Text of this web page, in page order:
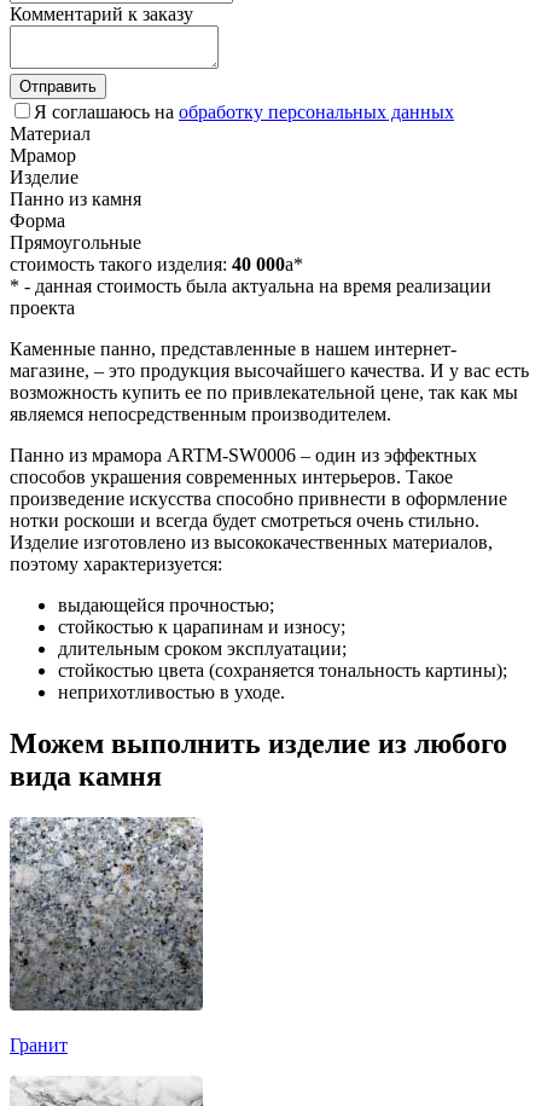
Комментарий к заказу
Отправить
Я соглашаюсь на обработку персональных данных
Материал
Мрамор
Изделие
Панно из камня
Форма
Прямоугольные
стоимость такого изделия: 40 000a*
* - данная стоимость была актуальна на время реализации
проекта
Каменные панно, представленные в нашем интернет-
магазине, – это продукция высочайшего качества. И у вас есть
возможность купить ее по привлекательной цене, так как мы
являемся непосредственным производителем.
Панно из мрамора ARTM-SW0006 – один из эффектных
способов украшения современных интерьеров. Такое
произведение искусства способно привнести в оформление
нотки роскоши и всегда будет смотреться очень стильно.
Изделие изготовлено из высококачественных материалов,
поэтому характеризуется:
выдающейся прочностью;
стойкостью к царапинам и износу;
длительным сроком эксплуатации;
стойкостью цвета (сохраняется тональность картины);
неприхотливостью в уходе.
Можем выполнить изделие из любого
вида камня
Гранит